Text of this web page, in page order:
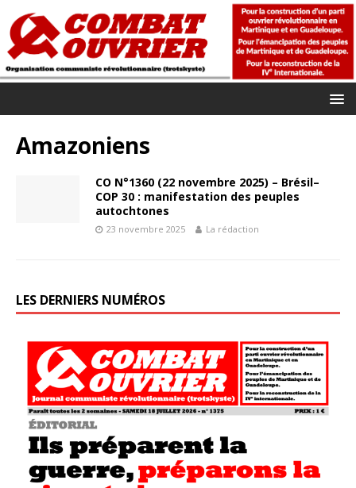
Amazoniens
CO N°1360 (22 novembre 2025) – Brésil–
COP 30 : manifestation des peuples
autochtones
23 novembre 2025 La rédaction
LES DERNIERS NUMÉROS